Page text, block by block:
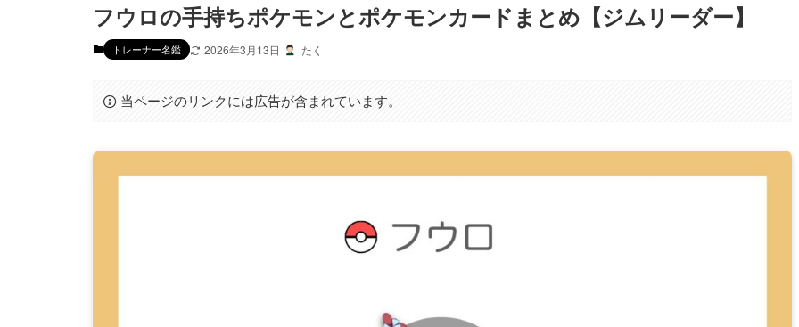
フウロの手持ちポケモンとポケモンカードまとめ【ジムリーダー】
トレーナー名鑑 2026年3月13日 たく
当ページのリンクには広告が含まれています。